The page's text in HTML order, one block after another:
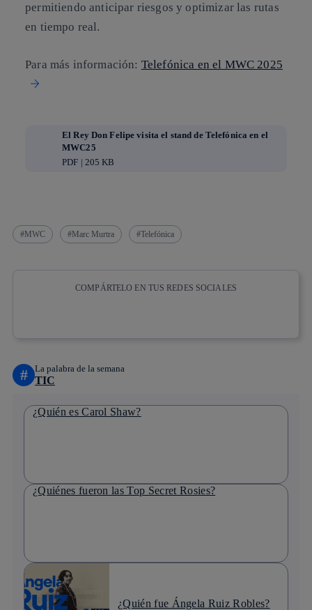
permitiendo anticipar riesgos y optimizar las rutas
en tiempo real.
Para más información: Telefónica en el MWC 2025
El Rey Don Felipe visita el stand de Telefónica en el
MWC25
PDF | 205 KB
MWC Marc Murtra Telefónica
COMPÁRTELO EN TUS REDES SOCIALES
# La palabra de la semana
TIC
¿Quién es Carol Shaw?
¿Quiénes fueron las Top Secret Rosies?
¿Quién fue Ángela Ruiz Robles?